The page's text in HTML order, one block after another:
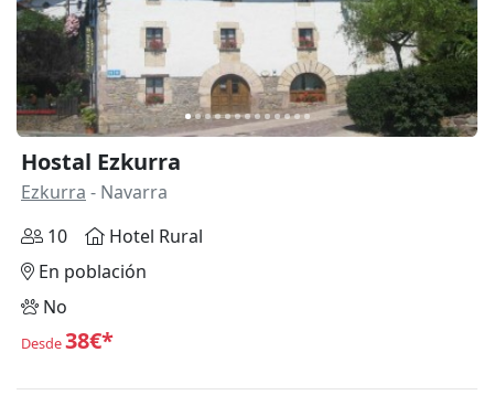
Hostal Ezkurra
Ezkurra - Navarra
10
Hotel Rural
En población
No
Desde38€*